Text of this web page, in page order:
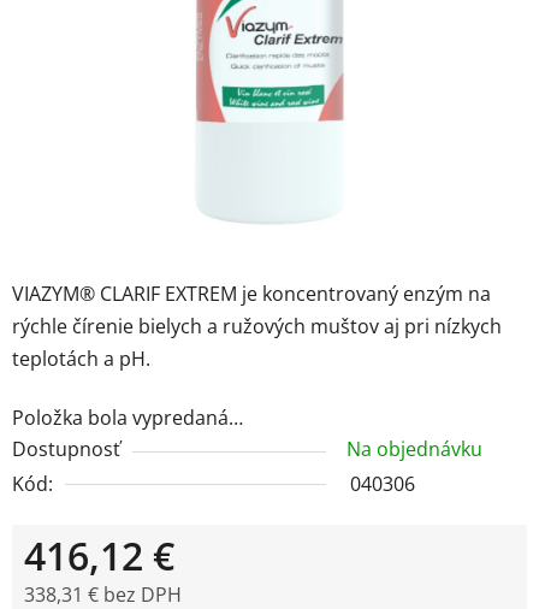
VIAZYM® CLARIF EXTREM je koncentrovaný enzým na
rýchle čírenie bielych a ružových muštov aj pri nízkych
teplotách a pH.
Položka bola vypredaná…
Dostupnosť
Na objednávku
Kód:
040306
416,12 €
338,31 € bez DPH